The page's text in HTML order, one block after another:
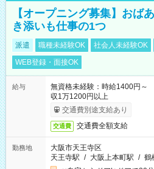
【オープニング募集】おば
き添いも仕事の1つ
派遣 職種未経験OK 社会人未経験OK
WEB登録・面接OK
給与
無資格未経験：時給1400円
収1万1200円以上
交通費別途支給あり
交通費 交通費全額支給
勤務地
大阪市天王寺区
天王寺駅 / 大阪上本町駅 / 鶴